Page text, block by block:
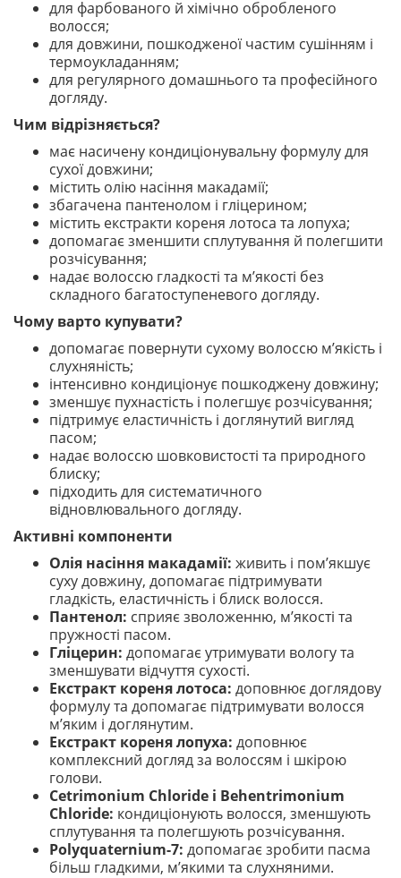
для фарбованого й хімічно обробленого
волосся;
для довжини, пошкодженої частим сушінням і
термоукладанням;
для регулярного домашнього та професійного
догляду.
Чим відрізняється?
має насичену кондиціонувальну формулу для
сухої довжини;
містить олію насіння макадамії;
збагачена пантенолом і гліцерином;
містить екстракти кореня лотоса та лопуха;
допомагає зменшити сплутування й полегшити
розчісування;
надає волоссю гладкості та м’якості без
складного багатоступеневого догляду.
Чому варто купувати?
допомагає повернути сухому волоссю м’якість і
слухняність;
інтенсивно кондиціонує пошкоджену довжину;
зменшує пухнастість і полегшує розчісування;
підтримує еластичність і доглянутий вигляд
пасом;
надає волоссю шовковистості та природного
блиску;
підходить для систематичного
відновлювального догляду.
Активні компоненти
Олія насіння макадамії: живить і пом’якшує
суху довжину, допомагає підтримувати
гладкість, еластичність і блиск волосся.
Пантенол: сприяє зволоженню, м’якості та
пружності пасом.
Гліцерин: допомагає утримувати вологу та
зменшувати відчуття сухості.
Екстракт кореня лотоса: доповнює доглядову
формулу та допомагає підтримувати волосся
м’яким і доглянутим.
Екстракт кореня лопуха: доповнює
комплексний догляд за волоссям і шкірою
голови.
Cetrimonium Chloride і Behentrimonium
Chloride: кондиціонують волосся, зменшують
сплутування та полегшують розчісування.
Polyquaternium-7: допомагає зробити пасма
більш гладкими, м’якими та слухняними.